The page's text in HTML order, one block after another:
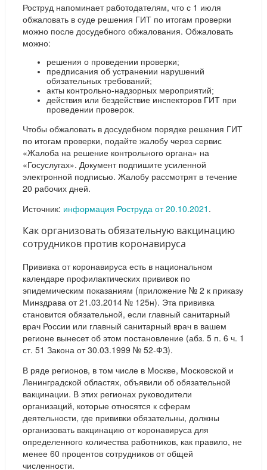
Роструд напоминает работодателям, что с 1 июля
обжаловать в суде решения ГИТ по итогам проверки
можно после досудебного обжалования. Обжаловать
можно:
решения о проведении проверки;
предписания об устранении нарушений
обязательных требований;
акты контрольно-надзорных мероприятий;
действия или бездействие инспекторов ГИТ при
проведении проверок.
Чтобы обжаловать в досудебном порядке решения ГИТ
по итогам проверки, подайте жалобу через сервис
«Жалоба на решение контрольного органа» на
«Госуслугах». Документ подпишите усиленной
электронной подписью. Жалобу рассмотрят в течение
20 рабочих дней.
Источник: информация Роструда от 20.10.2021 .
Как организовать обязательную вакцинацию
сотрудников против коронавируса
Прививка от коронавируса есть в национальном
календаре профилактических прививок по
эпидемическим показаниям (приложение № 2 к приказу
Минздрава от 21.03.2014 № 125н). Эта прививка
становится обязательной, если главный санитарный
врач России или главный санитарный врач в вашем
регионе вынесет об этом постановление (абз. 5 п. 6 ч. 1
ст. 51 Закона от 30.03.1999 № 52-ФЗ).
В ряде регионов, в том числе в Москве, Московской и
Ленинградской областях, объявили об обязательной
вакцинации. В этих регионах руководители
организаций, которые относятся к сферам
деятельности, где прививки обязательны, должны
организовать вакцинацию от коронавируса для
определенного количества работников, как правило, не
менее 60 процентов сотрудников от общей
численности.